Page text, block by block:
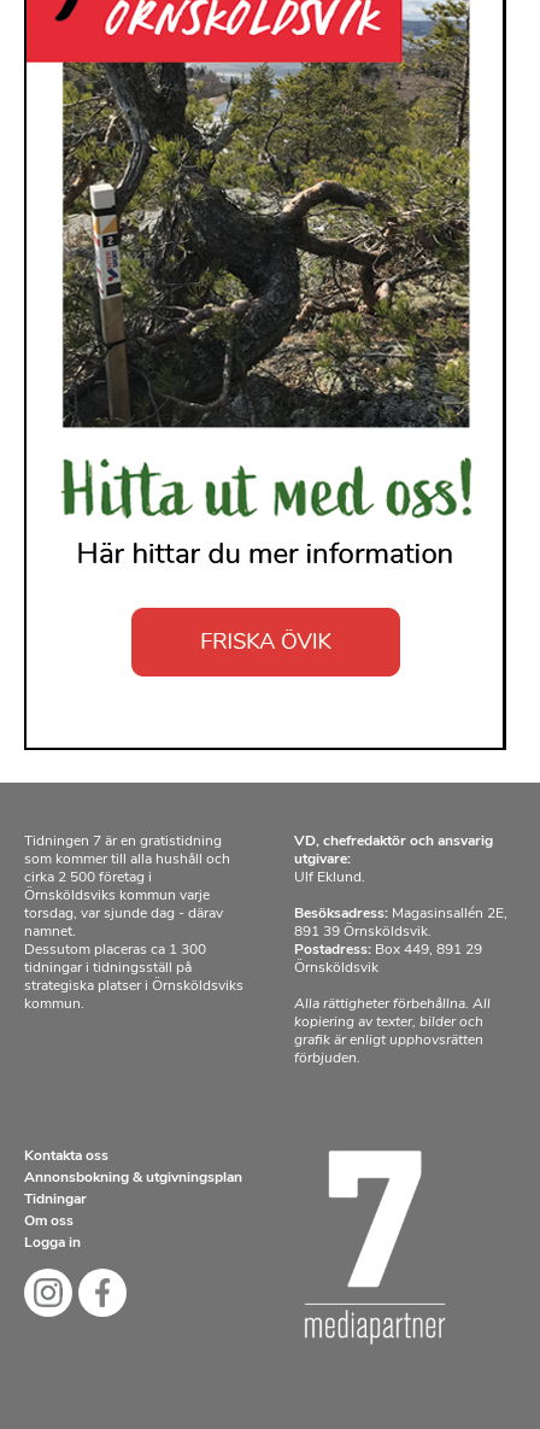
Tidningen 7 är en gratistidning
som kommer till alla hushåll och
cirka 2 500 företag i
Örnsköldsviks kommun varje
torsdag, var sjunde dag - därav
namnet.
Dessutom placeras ca 1 300
tidningar i tidningsställ på
strategiska platser i Örnsköldsviks
kommun.
VD, chefredaktör och ansvarig
utgivare:
Ulf Eklund.
Besöksadress: Magasinsallén 2E,
891 39 Örnsköldsvik.
Postadress: Box 449, 891 29
Örnsköldsvik
Alla rättigheter förbehållna. All
kopiering av texter, bilder och
grafik är enligt upphovsrätten
förbjuden.
Kontakta oss
Annonsbokning & utgivningsplan
Tidningar
Om oss
Logga in